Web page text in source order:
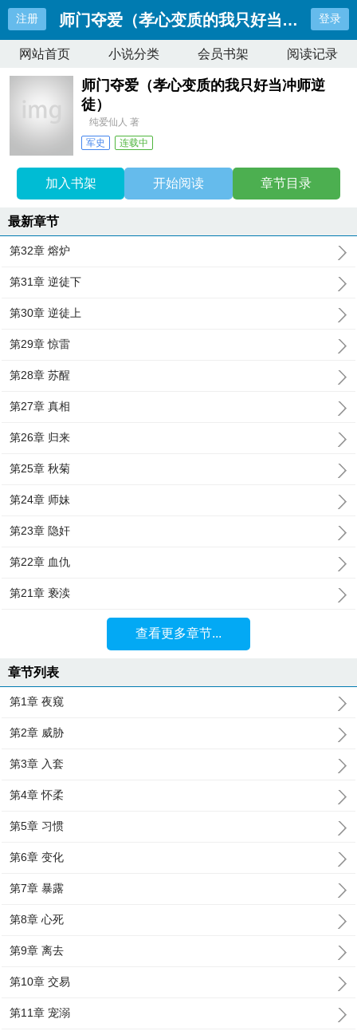
注册 师门夺爱（孝心变质的我只好当冲师逆徒
登录
网站首页 小说分类 会员书架 阅读记录
师门夺爱（孝心变质的我只好当冲师逆
徒）
纯爱仙人 著
军史
连载中
更新时间：
2026-04-07 09:52:19
加入书架 开始阅读 章节目录
最新章节
第32章 熔炉
第31章 逆徒下
第30章 逆徒上
第29章 惊雷
第28章 苏醒
第27章 真相
第26章 归来
第25章 秋菊
第24章 师妹
第23章 隐奸
第22章 血仇
第21章 亵渎
查看更多章节...
章节列表
第1章 夜窥
第2章 威胁
第3章 入套
第4章 怀柔
第5章 习惯
第6章 变化
第7章 暴露
第8章 心死
第9章 离去
第10章 交易
第11章 宠溺